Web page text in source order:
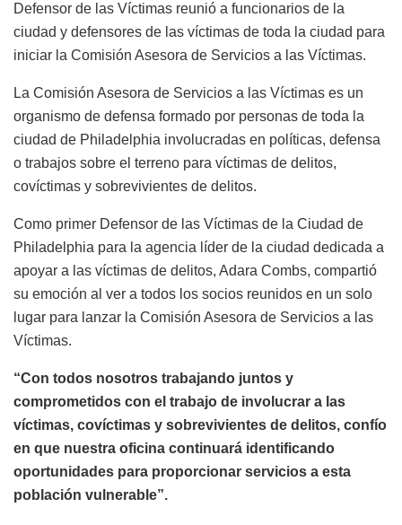
Defensor de las Víctimas reunió a funcionarios de la
ciudad y defensores de las víctimas de toda la ciudad para
iniciar la Comisión Asesora de Servicios a las Víctimas.
La Comisión Asesora de Servicios a las Víctimas es un
organismo de defensa formado por personas de toda la
ciudad de Philadelphia involucradas en políticas, defensa
o trabajos sobre el terreno para víctimas de delitos,
covíctimas y sobrevivientes de delitos.
Como primer Defensor de las Víctimas de la Ciudad de
Philadelphia para la agencia líder de la ciudad dedicada a
apoyar a las víctimas de delitos, Adara Combs, compartió
su emoción al ver a todos los socios reunidos en un solo
lugar para lanzar la Comisión Asesora de Servicios a las
Víctimas.
“Con todos nosotros trabajando juntos y
comprometidos con el trabajo de involucrar a las
víctimas, covíctimas y sobrevivientes de delitos, confío
en que nuestra oficina continuará identificando
oportunidades para proporcionar servicios a esta
población vulnerable”.